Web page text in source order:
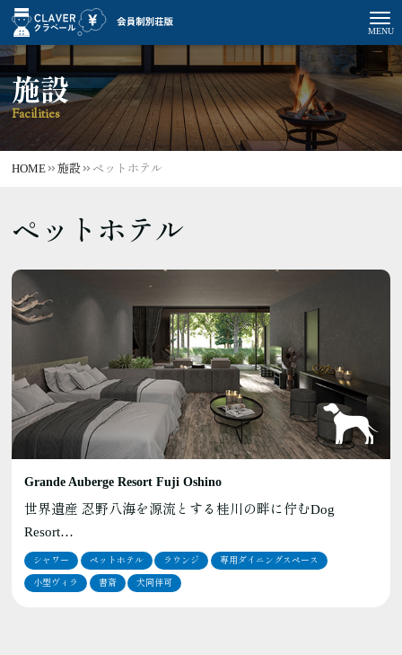
施設
Facilities
HOME 施設 ペットホテル
ペットホテル
Grande Auberge Resort Fuji Oshino
世界遺産 忍野八海を源流とする桂川の畔に佇むDog
Resort…
シャワー ペットホテル ラウンジ 専用ダイニングスペース
小型ヴィラ 書斎 犬同伴可